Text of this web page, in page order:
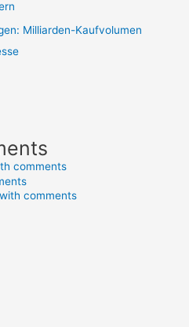
Milliarden-Kaufvolumen
comments
comments